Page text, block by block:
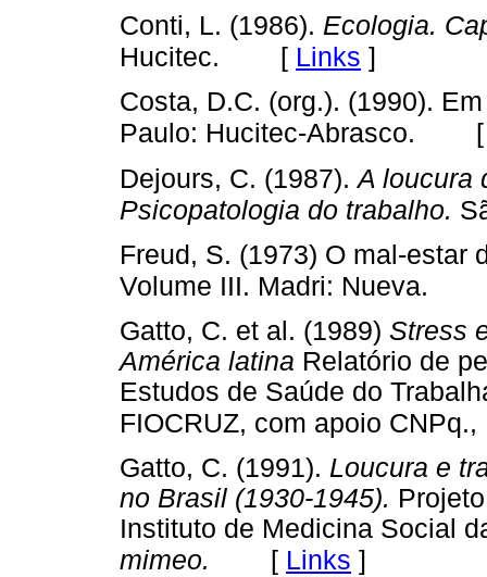
Conti, L. (1986). Ecologia.
Hucitec. [ Links ]
Costa, D.C. (org.). (1990).
Paulo: Hucitec-Abrasco.
Dejours, C. (1987).A loucura
Psicopatologia do trabalho.
Freud, S. (1973) O mal-estar
Volume III. Madri: Nueva.
Gatto, C. et al. (1989) Stress
América latina Relatório de
Estudos de Saúde do
FIOCRUZ, com apoio
Gatto, C. (1991). Loucura e
no Brasil (1930-1945).
Instituto de Medicina Social
mimeo.
[ Links ]